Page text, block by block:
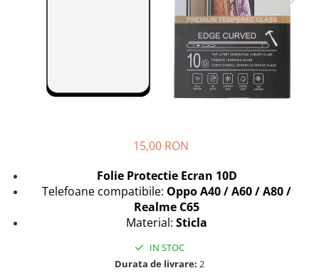
Oppo / Realme
Ecrane / Display
Iphone
Seria 17
15,00 RON
Folie Protectie Ecran 10D
Telefoane compatibile: Oppo A40 / A60 / A80 /
Realme C65
Material: Sticla
IN STOC
Durata de livrare: 2